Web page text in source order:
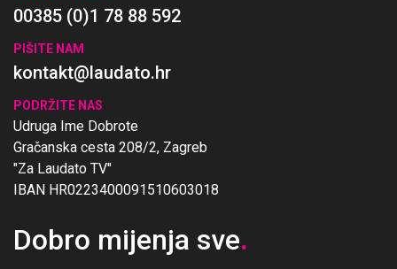
00385 (0)1 78 88 592
PIŠITE NAM
kontakt@laudato.hr
PODRŽITE NAS
Udruga Ime Dobrote
Gračanska cesta 208/2, Zagreb
"Za Laudato TV"
IBAN HR0223400091510603018
Dobro mijenja sve.